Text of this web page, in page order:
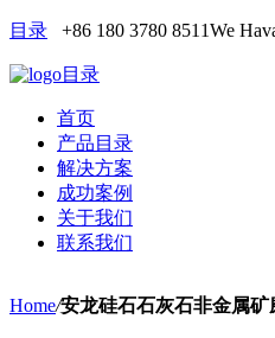
目录 +86 180 3780 8511We
目录
首页
产品目录
解决方案
成功案例
关于我们
联系我们
Home/安龙硅石石灰石非金属矿